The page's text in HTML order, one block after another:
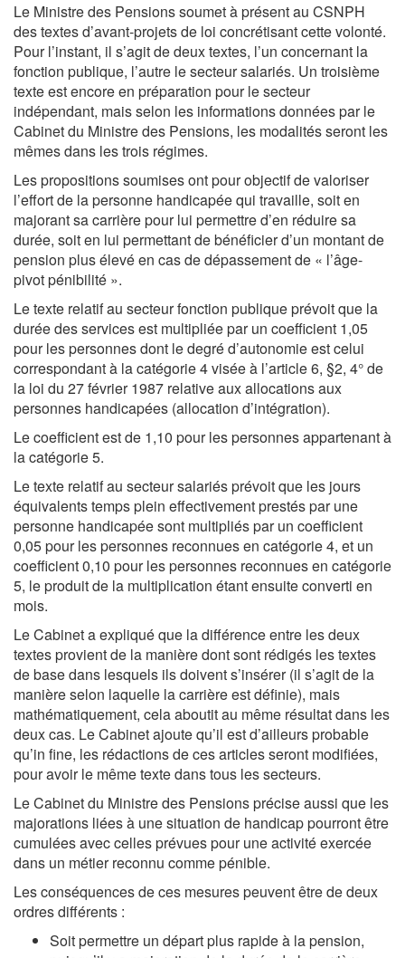
Le Ministre des Pensions soumet à présent au CSNPH
des textes d’avant-projets de loi concrétisant cette volonté.
Pour l’instant, il s’agit de deux textes, l’un concernant la
fonction publique, l’autre le secteur salariés. Un troisième
texte est encore en préparation pour le secteur
indépendant, mais selon les informations données par le
Cabinet du Ministre des Pensions, les modalités seront les
mêmes dans les trois régimes.
Les propositions soumises ont pour objectif de valoriser
l’effort de la personne handicapée qui travaille, soit en
majorant sa carrière pour lui permettre d’en réduire sa
durée, soit en lui permettant de bénéficier d’un montant de
pension plus élevé en cas de dépassement de « l’âge-
pivot pénibilité ».
Le texte relatif au secteur fonction publique prévoit que la
durée des services est multipliée par un coefficient 1,05
pour les personnes dont le degré d’autonomie est celui
correspondant à la catégorie 4 visée à l’article 6, §2, 4° de
la loi du 27 février 1987 relative aux allocations aux
personnes handicapées (allocation d’intégration).
Le coefficient est de 1,10 pour les personnes appartenant à
la catégorie 5.
Le texte relatif au secteur salariés prévoit que les jours
équivalents temps plein effectivement prestés par une
personne handicapée sont multipliés par un coefficient
0,05 pour les personnes reconnues en catégorie 4, et un
coefficient 0,10 pour les personnes reconnues en catégorie
5, le produit de la multiplication étant ensuite converti en
mois.
Le Cabinet a expliqué que la différence entre les deux
textes provient de la manière dont sont rédigés les textes
de base dans lesquels ils doivent s’insérer (il s’agit de la
manière selon laquelle la carrière est définie), mais
mathématiquement, cela aboutit au même résultat dans les
deux cas. Le Cabinet ajoute qu’il est d’ailleurs probable
qu’in fine, les rédactions de ces articles seront modifiées,
pour avoir le même texte dans tous les secteurs.
Le Cabinet du Ministre des Pensions précise aussi que les
majorations liées à une situation de handicap pourront être
cumulées avec celles prévues pour une activité exercée
dans un métier reconnu comme pénible.
Les conséquences de ces mesures peuvent être de deux
ordres différents :
Soit permettre un départ plus rapide à la pension,